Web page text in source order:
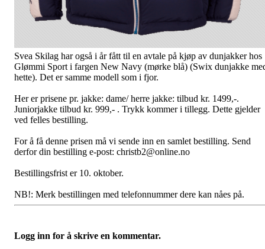
Svea Skilag har også i år fått til en avtale på kjøp av dunjakker hos
Glømmi Sport i fargen New Navy (mørke blå) (Swix dunjakke
hette). Det er samme modell som i fjor.
Her er prisene pr. jakke: dame/ herre jakke: tilbud kr. 1499,-.
Juniorjakke tilbud kr. 999,- . Trykk kommer i tillegg. Dette gjelder
ved felles bestilling.
For å få denne prisen må vi sende inn en samlet bestilling. Send
derfor din bestilling e-post: christb2@online.no
Bestillingsfrist er 10. oktober.
NB!: Merk bestillingen med telefonnummer dere kan nåes på.
Logg inn for å skrive en kommentar.